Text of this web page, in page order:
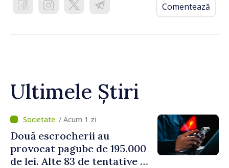
Comentează
Ultimele Știri
/ Acum 1 zi
Două escrocherii au
provocat pagube de 195.000
de lei. Alte 83 de tentative au